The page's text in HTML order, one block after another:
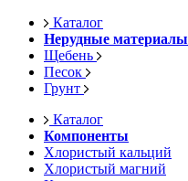
Каталог
Нерудные материалы
Щебень
Песок
Грунт
Каталог
Компоненты
Хлористый кальций
Хлористый магний